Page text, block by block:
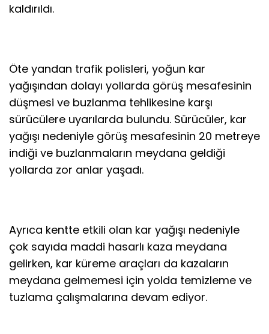
kaldırıldı.
Öte yandan trafik polisleri, yoğun kar
yağışından dolayı yollarda görüş mesafesinin
düşmesi ve buzlanma tehlikesine karşı
sürücülere uyarılarda bulundu. Sürücüler, kar
yağışı nedeniyle görüş mesafesinin 20 metreye
indiği ve buzlanmaların meydana geldiği
yollarda zor anlar yaşadı.
Ayrıca kentte etkili olan kar yağışı nedeniyle
çok sayıda maddi hasarlı kaza meydana
gelirken, kar küreme araçları da kazaların
meydana gelmemesi için yolda temizleme ve
tuzlama çalışmalarına devam ediyor.